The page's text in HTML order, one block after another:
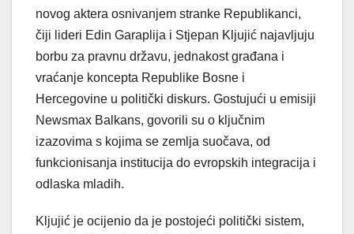
novog aktera osnivanjem stranke Republikanci,
čiji lideri Edin Garaplija i Stjepan Kljujić najavljuju
borbu za pravnu državu, jednakost građana i
vraćanje koncepta Republike Bosne i
Hercegovine u politički diskurs. Gostujući u emisiji
Newsmax Balkans, govorili su o ključnim
izazovima s kojima se zemlja suočava, od
funkcionisanja institucija do evropskih integracija i
odlaska mladih.
Kljujić je ocijenio da je postojeći politički sistem,